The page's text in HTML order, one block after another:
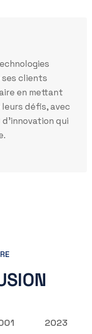
ses clients
en mettant
défis, avec
qui
2023